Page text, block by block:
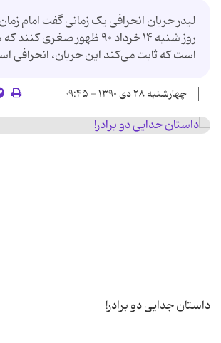
لیدر جریان انحرافی یک زمانی گفت امام
روز شنبه ۱۴ خرداد ۹۰ ظهور صغری
است که ثابت می‌کند این جریان، انحرافی
چهارشنبه ۲۸ دی ۱۳۹۰ - ۰۹:۴۵